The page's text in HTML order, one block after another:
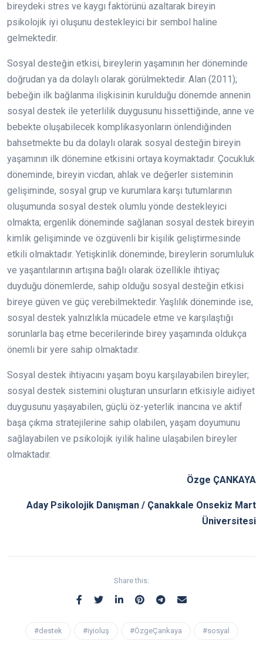
bireydeki stres ve kaygı faktörünü azaltarak bireyin
psikolojik iyi oluşunu destekleyici bir sembol haline
gelmektedir.
Sosyal desteğin etkisi, bireylerin yaşamının her döneminde
doğrudan ya da dolaylı olarak görülmektedir. Alan (2011);
bebeğin ilk bağlanma ilişkisinin kurulduğu dönemde annenin
sosyal destek ile yeterlilik duygusunu hissettiğinde, anne ve
bebekte oluşabilecek komplikasyonların önlendiğinden
bahsetmekte bu da dolaylı olarak sosyal desteğin bireyin
yaşamının ilk dönemine etkisini ortaya koymaktadır. Çocukluk
döneminde, bireyin vicdan, ahlak ve değerler sisteminin
gelişiminde, sosyal grup ve kurumlara karşı tutumlarının
oluşumunda sosyal destek olumlu yönde destekleyici
olmakta; ergenlik döneminde sağlanan sosyal destek bireyin
kimlik gelişiminde ve özgüvenli bir kişilik geliştirmesinde
etkili olmaktadır. Yetişkinlik döneminde, bireylerin sorumluluk
ve yaşantılarının artışına bağlı olarak özellikle ihtiyaç
duyduğu dönemlerde, sahip olduğu sosyal desteğin etkisi
bireye güven ve güç verebilmektedir. Yaşlılık döneminde ise,
sosyal destek yalnızlıkla mücadele etme ve karşılaştığı
sorunlarla baş etme becerilerinde birey yaşamında oldukça
önemli bir yere sahip olmaktadır.
Sosyal destek ihtiyacını yaşam boyu karşılayabilen bireyler;
sosyal destek sistemini oluşturan unsurların etkisiyle aidiyet
duygusunu yaşayabilen, güçlü öz-yeterlik inancına ve aktif
başa çıkma stratejilerine sahip olabilen, yaşam doyumunu
sağlayabilen ve psikolojik iyilik haline ulaşabilen bireyler
olmaktadır.
Özge ÇANKAYA
Aday Psikolojik Danışman / Çanakkale Onsekiz Mart
Üniversitesi
Share this:
#destek #iyioluş #ÖzgeÇankaya #sosyal